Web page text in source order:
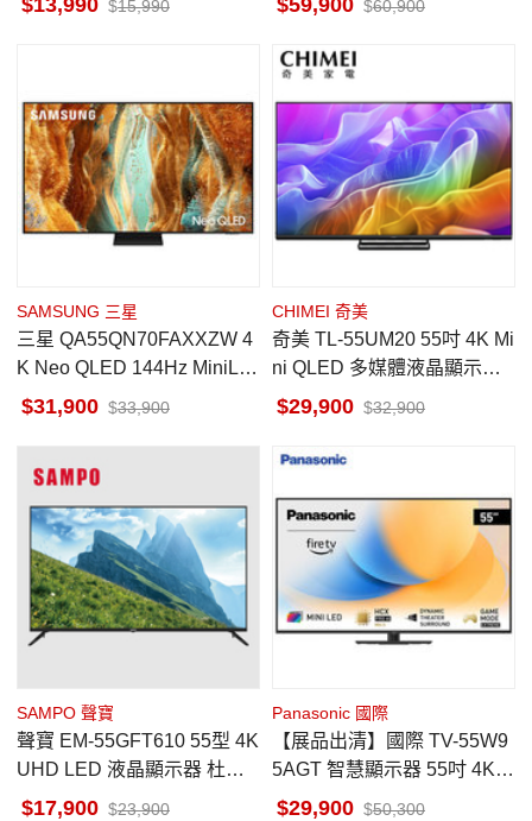
13,990 15,990 59,900 60,900
SAMSUNG 三星
三星 QA55QN70FAXXZW 4
K Neo QLED 144Hz MiniLE
D AI顯示器
31,900 33,900
CHIMEI 奇美
奇美 TL-55UM20 55吋 4K Mi
ni QLED 多媒體液晶顯示器
GoogleTV
29,900 32,900
SAMPO 聲寶
聲寶 EM-55GFT610 55型 4K
UHD LED 液晶顯示器 杜比
環繞音響 台灣製
17,900 23,900
Panasonic 國際
【展品出清】國際 TV-55W9
5AGT 智慧顯示器 55吋 4K H
DR Mini LED 含運
29,900 50,300